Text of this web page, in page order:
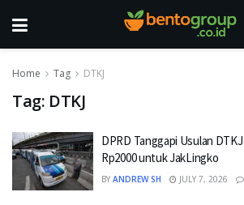
Home Tag DTKJ
Tag: DTKJ
DPRD Tanggapi Usulan
Rp2000 untuk JakLingko
BY ANDREW SH JULY 7, 2026